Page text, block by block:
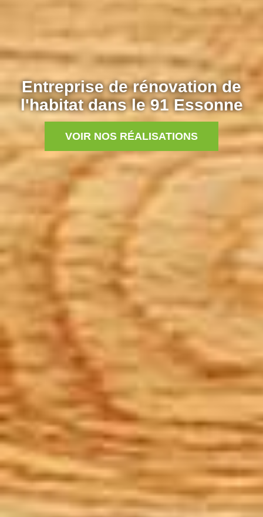
Entreprise de rénovation de
l'habitat dans le 91 Essonne
VOIR NOS RÉALISATIONS